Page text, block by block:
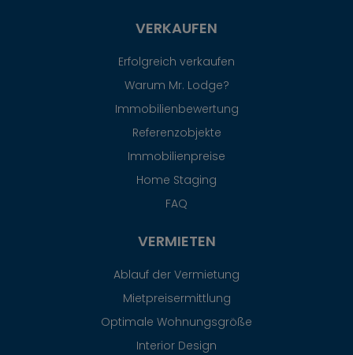
VERKAUFEN
Erfolgreich verkaufen
Warum Mr. Lodge?
Immobilienbewertung
Referenzobjekte
Immobilienpreise
Home Staging
FAQ
VERMIETEN
Ablauf der Vermietung
Mietpreisermittlung
Optimale Wohnungsgröße
Interior Design